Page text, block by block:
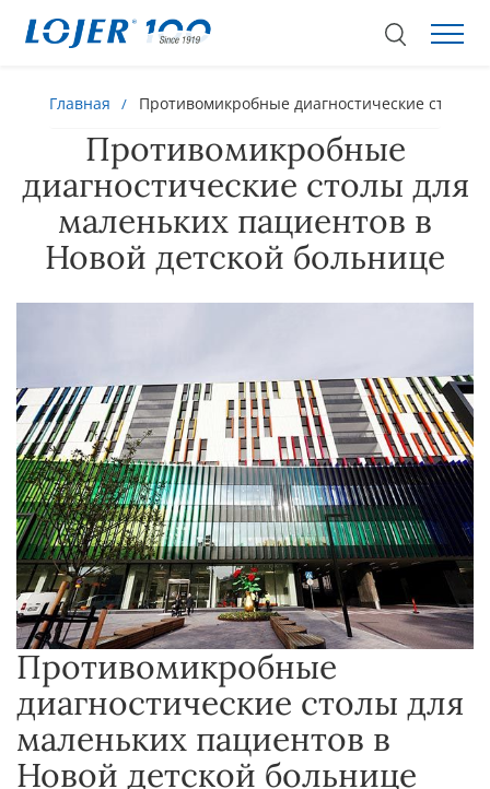
Главная Противомикробные диагностические столы
Противомикробные
диагностические столы для
маленьких пациентов в
Новой детской больнице
Противомикробные
диагностические столы для
маленьких пациентов в
Новой детской больнице